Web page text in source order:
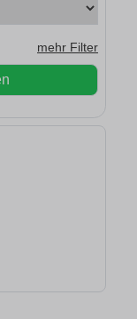
mehr Filter